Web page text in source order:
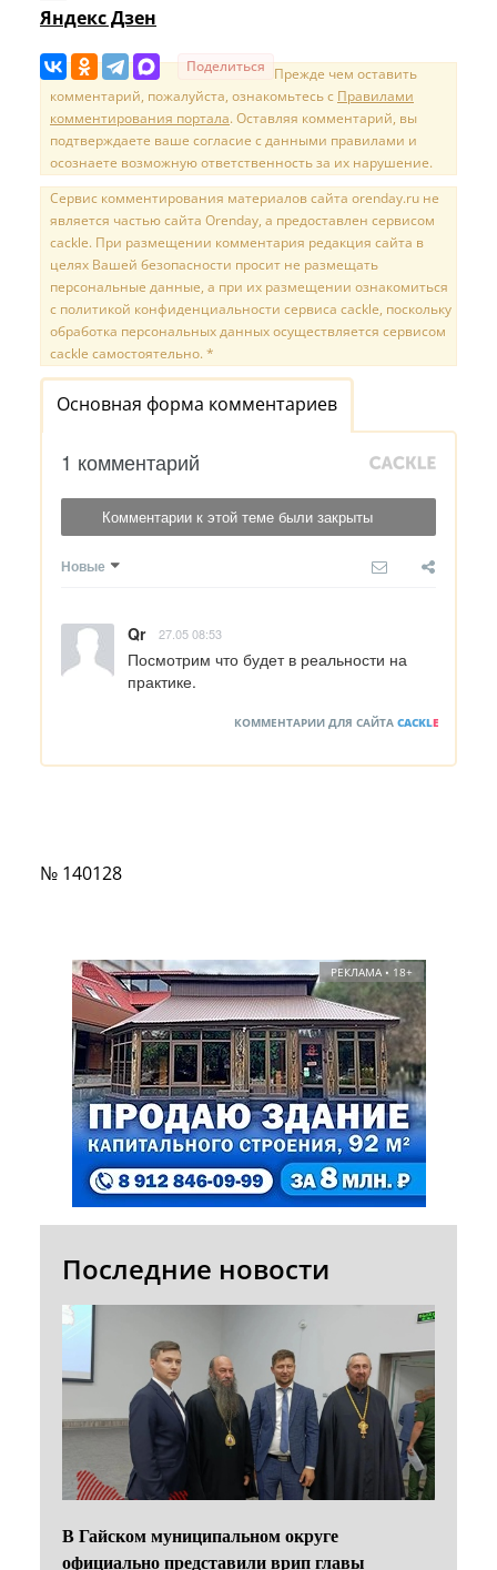
Яндекс Дзен
Поделиться Прежде чем оставить
комментарий, пожалуйста, ознакомьтесь с Правилами
комментирования портала. Оставляя комментарий, вы
подтверждаете ваше согласие с данными правилами и
осознаете возможную ответственность за их нарушение.
Сервис комментирования материалов сайта orenday.ru не
является частью сайта Orenday, а предоставлен сервисом
cackle. При размещении комментария редакция сайта в
целях Вашей безопасности просит не размещать
персональные данные, а при их размещении ознакомиться
с политикой конфиденциальности сервиса cackle, поскольку
обработка персональных данных осуществляется сервисом
cackle самостоятельно. *
Основная форма комментариев
1 комментарий
Комментарии к этой теме были закрыты
Новые
Qr 27.05 08:53
Посмотрим что будет в реальности на
практике.
КОММЕНТАРИИ ДЛЯ САЙТА CACKLE
№ 140128
РЕКЛАМА • 18+
Последние новости
В Гайском муниципальном округе
официально представили врип главы